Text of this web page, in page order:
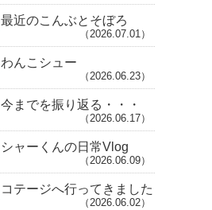
最近のこんぶとそぼろ
（2026.07.01）
わんこシュー
（2026.06.23）
今までを振り返る・・・
（2026.06.17）
シャーくんの日常Vlog
（2026.06.09）
コテージへ行ってきました
（2026.06.02）